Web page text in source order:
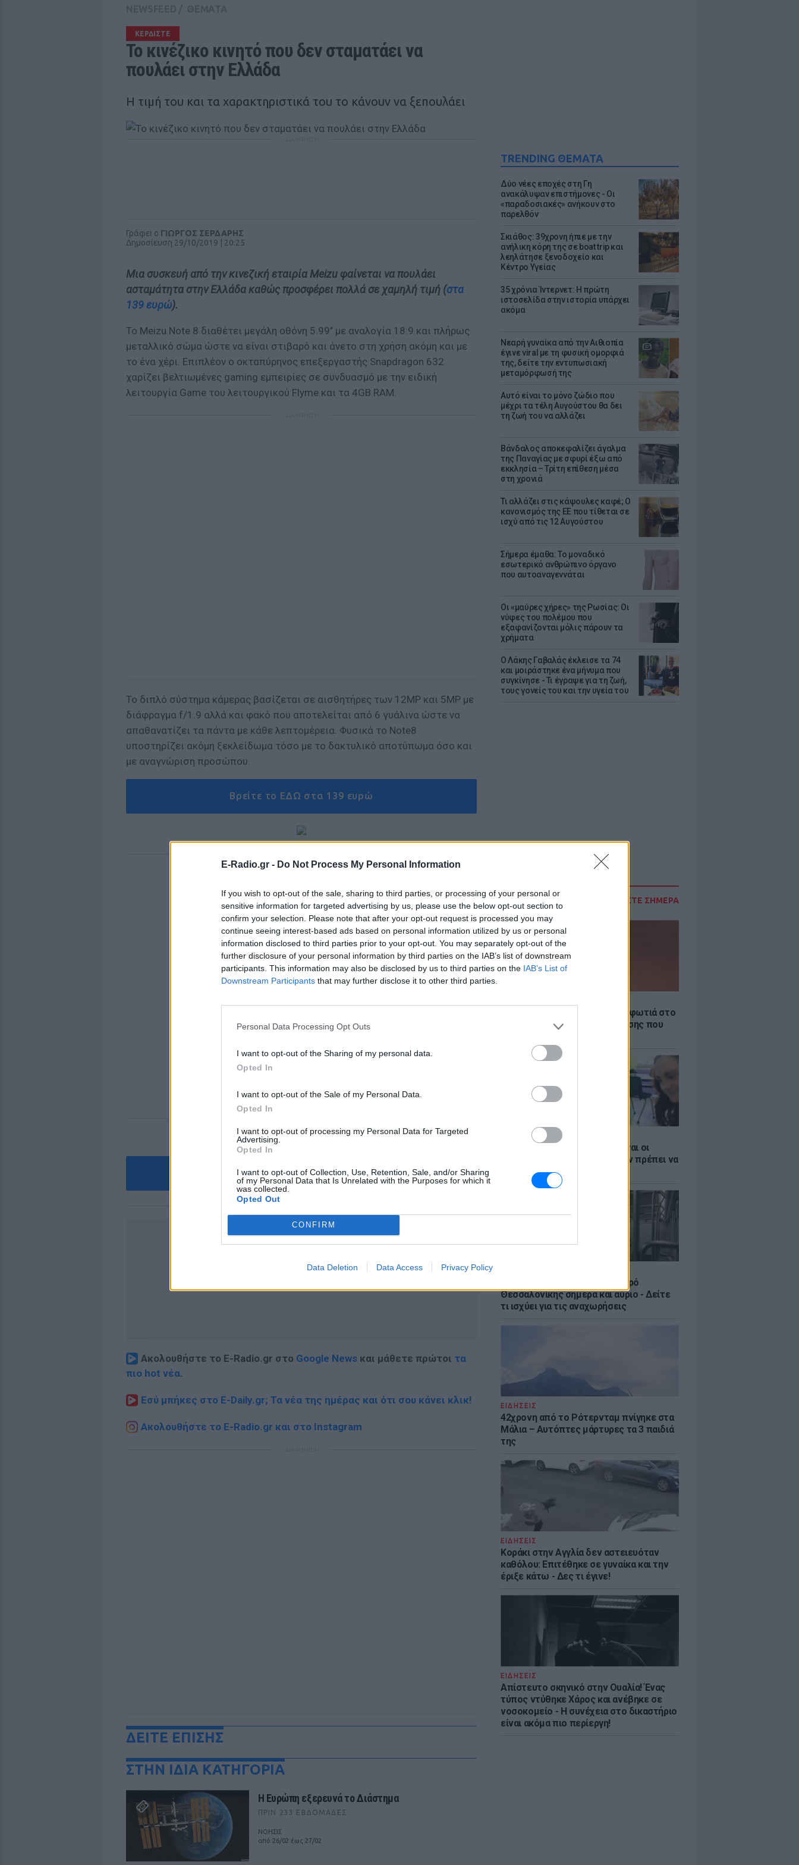
E-Radio.gr - Do Not Process My Personal Information
If you wish to opt-out of the sale, sharing to third parties, or processing of your personal or
sensitive information for targeted advertising by us, please use the below opt-out section to
confirm your selection. Please note that after your opt-out request is processed you may
continue seeing interest-based ads based on personal information utilized by us or personal
information disclosed to third parties prior to your opt-out. You may separately opt-out of the
further disclosure of your personal information by third parties on the IAB’s list of downstream
participants. This information may also be disclosed by us to third parties on the IAB’s List of
Downstream Participants that may further disclose it to other third parties.
Personal Data Processing Opt Outs
I want to opt-out of the Sharing of my personal data.
Opted In
I want to opt-out of the Sale of my Personal Data.
Opted In
I want to opt-out of processing my Personal Data for Targeted
Advertising.
Opted In
I want to opt-out of Collection, Use, Retention, Sale, and/or Sharing
of my Personal Data that Is Unrelated with the Purposes for which it
was collected.
Opted Out
CONFIRM
Data Deletion Data Access Privacy Policy
TRENDING ΘΕΜΑΤΑ
Δύο νέες εποχές στη Γη
ανακάλυψαν επιστήμονες - Oι
«παραδοσιακές» ανήκουν στο
παρελθόν
Σκιάθος: 39χρονη ήπιε με την
ανήλικη κόρη της σε boat trip και
λεηλάτησε ξενοδοχείο και
Κέντρο Υγείας
35 χρόνια Ίντερνετ: Η πρώτη
ιστοσελίδα στην ιστορία υπάρχει
ακόμα
Νεαρή γυναίκα από την Αιθιοπία
έγινε viral με τη φυσική ομορφιά
της, δείτε την εντυπωσιακή
μεταμόρφωσή της
Αυτό είναι το μόνο ζώδιο που
μέχρι τα τέλη Αυγούστου θα δει
τη ζωή του να αλλάζει
Βάνδαλος αποκεφαλίζει άγαλμα
της Παναγίας με σφυρί έξω από
εκκλησία – Τρίτη επίθεση μέσα
στη χρονιά
Τι αλλάζει στις κάψουλες καφέ; Ο
κανονισμός της ΕΕ που τίθεται σε
ισχύ από τις 12 Αυγούστου
Σήμερα έμαθα: Το μοναδικό
εσωτερικό ανθρώπινο όργανο
που αυτοαναγεννάται
Οι «μαύρες χήρες» της Ρωσίας: Οι
νύφες του πολέμου που
εξαφανίζονται μόλις πάρουν τα
χρήματα
Ο Λάκης Γαβαλάς έκλεισε τα 74
και μοιράστηκε ένα μήνυμα που
συγκίνησε - Τι έγραψε για τη ζωή,
τους γονείς του και την υγεία του
ΔΙΑΒΑΣΤΕ ΣΗΜΕΡΑ
Συγκλονιστικό βίντεο από τη φωτιά στο
Πόρτο Γερμενό: Η νύχτα κόλασης που
ΕΙΔΗΣΕΙΣ
Voucher ΕΣΠΑ 2026: Αυτές είναι οι
κρίσιμες ημερομηνίες που δεν πρέπει να
Αλλαγές στο ωράριο του Μετρό
Θεσσαλονίκης σήμερα και αύριο - Δείτε
τι ισχύει για τις αναχωρήσεις
ΕΙΔΗΣΕΙΣ
42χρονη από το Ρότερνταμ πνίγηκε στα
Μάλια – Αυτόπτες μάρτυρες τα 3 παιδιά
της
ΕΙΔΗΣΕΙΣ
Kοράκι στην Αγγλία δεν αστειευόταν
καθόλου: Επιτέθηκε σε γυναίκα και την
έριξε κάτω - Δες τι έγινε!
ΕΙΔΗΣΕΙΣ
Απίστευτο σκηνικό στην Ουαλία! Ένας
τύπος ντύθηκε Χάρος και ανέβηκε σε
νοσοκομείο - H συνέχεια στο δικαστήριο
είναι ακόμα πιο περίεργη!
ΚΕΡΔΙΣΤΕ
To κινέζικο κινητό που δεν σταματάει να
πουλάει στην Ελλάδα
Η τιμή του και τα χαρακτηριστικά του το κάνουν να ξεπουλάει
Γράφει ο ΓΙΩΡΓΟΣ ΣΕΡΔΑΡΗΣ
Δημοσίευση 29/10/2019 | 20:25
Μια συσκευή από την κινεζική εταιρία Meizu φαίνεται να πουλάει
ασταμάτητα στην Ελλάδα καθώς προσφέρει πολλά σε χαμηλή τιμή (στα
139 ευρώ).
Το Meizu Note 8 διαθέτει μεγάλη οθόνη 5.99’’ με αναλογία 18:9 και πλήρως
μεταλλικό σώμα ώστε να είναι στιβαρό και άνετο στη χρήση ακόμη και με
το ένα χέρι. Επιπλέον ο οκταπύρηνος επεξεργαστής Snapdragon 632
χαρίζει βελτιωμένες gaming εμπειρίες σε συνδυασμό με την ειδική
λειτουργία Game του λειτουργικού Flyme και τα 4GB RAM.
Το διπλό σύστημα κάμερας βασίζεται σε αισθητήρες των 12MP και 5MP με
διάφραγμα f/1.9 αλλά και φακό που αποτελείται από 6 γυάλινα ώστε να
απαθανατίζει τα πάντα με κάθε λεπτομέρεια. Φυσικά το Note8
υποστηρίζει ακόμη ξεκλείδωμα τόσο με το δακτυλικό αποτύπωμα όσο και
με αναγνώριση προσώπου.
Βρείτε το ΕΔΩ στα 139 ευρώ
Βρείτε το ΕΔΩ στα 139 ευρώ
Ακολουθήστε το E-Radio.gr στο Google News και μάθετε πρώτοι τα
πιο hot νέα.
Εσύ μπήκες στο E-Daily.gr; Τα νέα της ημέρας και ότι σου κάνει κλικ!
Ακολουθήστε το E-Radio.gr και στο Instagram
ΔΕΙΤΕ ΕΠΙΣΗΣ
ΣΤΗΝ ΙΔΙΑ ΚΑΤΗΓΟΡΙΑ
Η Ευρώπη εξερευνά το Διάστημα
ΠΡΙΝ 233 ΕΒΔΟΜΆΔΕΣ
ΝΟΗΣΙΣ
από 26/02 έως 27/02